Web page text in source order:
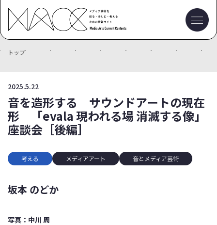
トップ
2025.5.22
音を造形する サウンドアートの現在
形 「evala 現われる場 消滅する像」
座談会［後編］
考える メディアアート 音とメディア芸術
坂本 のどか
写真：中川 周